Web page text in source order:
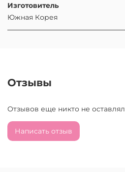
Изготовитель
Южная Корея
Отзывы
Отзывов еще никто не оставлял
Написать отзыв